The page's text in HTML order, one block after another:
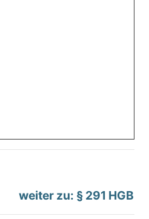
weiter zu: § 291 HGB